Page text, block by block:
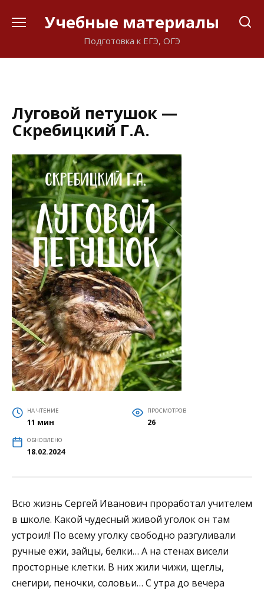
Учебные материалы
Подготовка к ЕГЭ, ОГЭ
Луговой петушок —
Скребицкий Г.А.
НА ЧТЕНИЕ
11 мин
ПРОСМОТРОВ
26
ОБНОВЛЕНО
18.02.2024
Всю жизнь Сергей Иванович проработал учителем
в школе. Какой чудесный живой уголок он там
устроил! По всему уголку свободно разгуливали
ручные ежи, зайцы, белки… А на стенах висели
просторные клетки. В них жили чижи, щеглы,
снегири, пеночки, соловьи… С утра до вечера